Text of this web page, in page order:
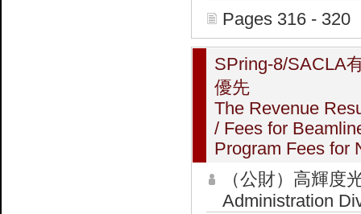
Pages 316 - 320
SPring-8/SACLA
優先
The Revenue
/ Fees for
Program Fees for
（公財）高輝
Administration